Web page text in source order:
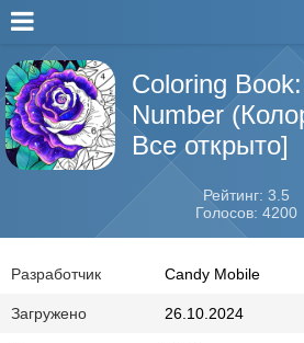
Coloring
Number
Все открыто]
Рейтинг: 3.5
Голосов: 4200
Разработчик Candy Mobile
Загружено 26.10.2024